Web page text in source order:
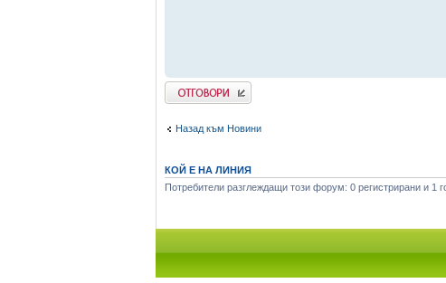
Добави отговор
Назад към Новини
КОЙ Е НА ЛИНИЯ
Потребители разглеждащи този форум: 0 регистрирани и 1
Начало форум